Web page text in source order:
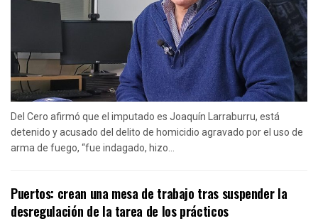
Del Cero afirmó que el imputado es Joaquín Larraburru, está
detenido y acusado del delito de homicidio agravado por el uso de
arma de fuego, “fue indagado, hizo...
Puertos: crean una mesa de trabajo tras suspender la
desregulación de la tarea de los prácticos